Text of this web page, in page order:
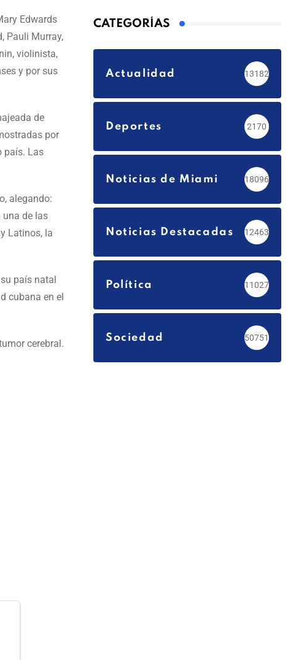
Edwards
Pauli Murray,
violinista,
y por sus
de
por
país. Las
alegando:
una de las
Latinos, la
país natal
cubana en el
cerebral.
CATEGORÍAS
Actualidad 13182
Deportes 2170
Noticias de Miami 18096
Noticias Destacadas 12463
Política 11027
Sociedad 50751